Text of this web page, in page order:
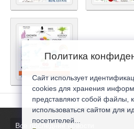
Все последние новости
Политика
Сайт использует
cookies для хранения
представляют собой файлы,
использоваться сайтом для
посетителей...